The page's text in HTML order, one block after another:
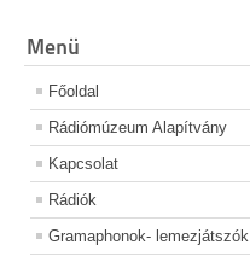
Menü
Főoldal
Rádiómúzeum Alapítvány
Kapcsolat
Rádiók
Gramaphonok- lemezjátszók